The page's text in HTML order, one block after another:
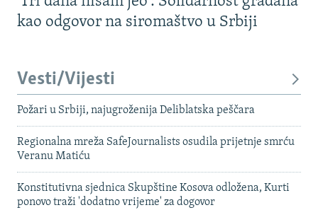
kao odgovor na siromaštvo u Srbiji
Vesti/Vijesti
Požari u Srbiji, najugroženija Deliblatska peščara
Regionalna mreža SafeJournalists osudila prijetnje smrću
Veranu Matiću
Konstitutivna sjednica Skupštine Kosova odložena, Kurti
ponovo traži 'dodatno vrijeme' za dogovor